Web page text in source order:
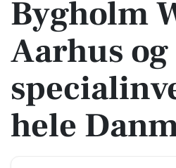
Bygholm
Aarhus
hele